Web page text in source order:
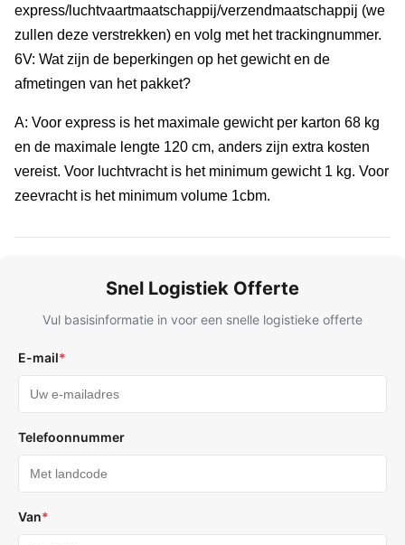
express/luchtvaartmaatschappij/verzendmaatschappij (we
zullen deze verstrekken) en volg met het trackingnummer.
6V: Wat zijn de beperkingen op het gewicht en de
afmetingen van het pakket?
A: Voor express is het maximale gewicht per karton 68 kg
en de maximale lengte 120 cm, anders zijn extra kosten
vereist. Voor luchtvracht is het minimum gewicht 1 kg. Voor
zeevracht is het minimum volume 1cbm.
Snel Logistiek Offerte
Vul basisinformatie in voor een snelle logistieke offerte
E-mail*
Telefoonnummer
Van*